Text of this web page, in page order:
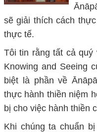
sẽ giải thích cách
thực tế.
Tôi tin rằng tất cả quý
Knowing and Seeing
biệt là phần về
thực hành thiền niệm
bị cho việc hành thiền
Khi chúng ta chuẩn